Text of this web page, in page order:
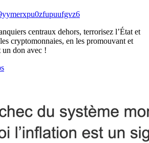
centraux dehors, terrorisez l’État et
cryptomonnaies, en les promouvant et
un don avec !